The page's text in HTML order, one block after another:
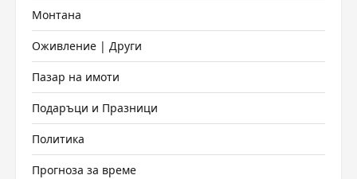
Монтана
Оживление | Други
Пазар на имоти
Подаръци и Празници
Политика
Прогноза за време